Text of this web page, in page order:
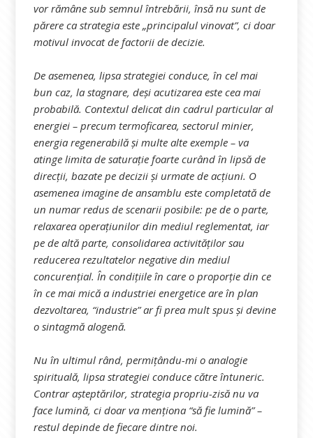
vor rămâne sub semnul întrebării, însă nu sunt de
părere ca strategia este „principalul vinovat”, ci doar
motivul invocat de factorii de decizie.
De asemenea, lipsa strategiei conduce, în cel mai
bun caz, la stagnare, deși acutizarea este cea mai
probabilă. Contextul delicat din cadrul particular al
energiei – precum termoficarea, sectorul minier,
energia regenerabilă și multe alte exemple – va
atinge limita de saturație foarte curând în lipsă de
direcții, bazate pe decizii și urmate de acțiuni. O
asemenea imagine de ansamblu este completată de
un numar redus de scenarii posibile: pe de o parte,
relaxarea operațiunilor din mediul reglementat, iar
pe de altă parte, consolidarea activităților sau
reducerea rezultatelor negative din mediul
concurențial. În condițiile în care o proporție din ce
în ce mai mică a industriei energetice are în plan
dezvoltarea, “industrie” ar fi prea mult spus și devine
o sintagmă alogenă.
Nu în ultimul rând, permițându-mi o analogie
spirituală, lipsa strategiei conduce către întuneric.
Contrar așteptărilor, strategia propriu-zisă nu va
face lumină, ci doar va menționa “să fie lumină” –
restul depinde de fiecare dintre noi.